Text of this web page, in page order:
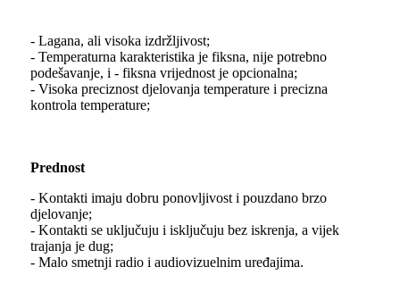
- Lagana, ali visoka izdržljivost;
- Temperaturna karakteristika je fiksna, nije potrebno
podešavanje, i - fiksna vrijednost je opcionalna;
- Visoka preciznost djelovanja temperature i precizna
kontrola temperature;
Prednost
- Kontakti imaju dobru ponovljivost i pouzdano brzo
djelovanje;
- Kontakti se uključuju i isključuju bez iskrenja, a vijek
trajanja je dug;
- Malo smetnji radio i audiovizuelnim uređajima.